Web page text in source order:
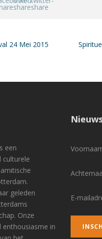
24 Mei 2015
een
culturele
geleden
Onze
enthousiasme in
E-